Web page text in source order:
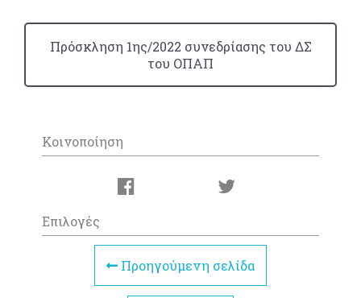
Πρόσκληση 1ης/2022 συνεδρίασης του ΔΣ
του ΟΠΑΠ
Κοινοποίηση
Επιλογές
Προηγούμενη σελίδα